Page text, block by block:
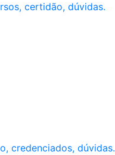
certidão, dúvidas.
credenciados, dúvidas.